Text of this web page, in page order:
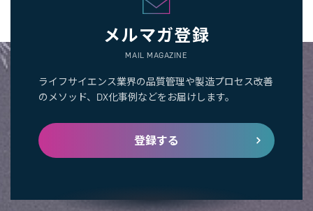
メルマガ登録
MAIL MAGAZINE
ライフサイエンス業界の品質管理や製造プロセス改善
のメソッド、DX化事例などをお届けします。
登録する